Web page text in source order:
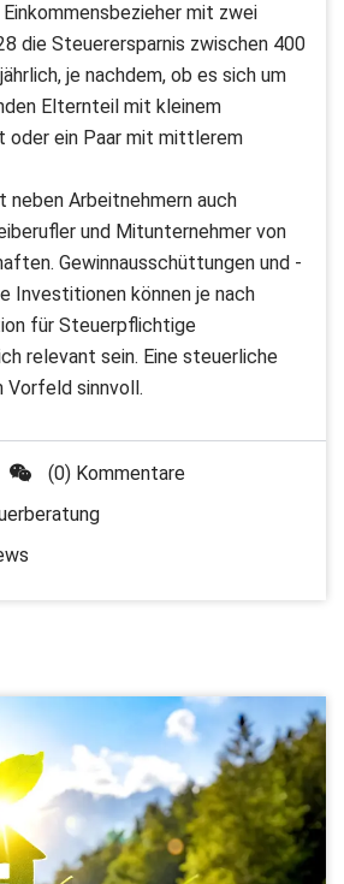
mit zwei
die Steuerersparnis zwischen 400
je nachdem, ob es sich um
Elternteil mit kleinem
oder ein Paar mit mittlerem
Arbeitnehmern auch
und Mitunternehmer von
Gewinnausschüttungen und -
Investitionen können je nach
für Steuerpflichtige
relevant sein. Eine steuerliche
Vorfeld sinnvoll.
(0) Kommentare